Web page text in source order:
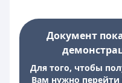
Документ
Для того, чтобы
Вам нужно перейти